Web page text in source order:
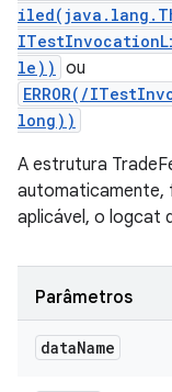
le)) ou
ERROR(/
long))
A estrutura
automaticamente,
aplicável, o logcat
Parâmetros
dataName